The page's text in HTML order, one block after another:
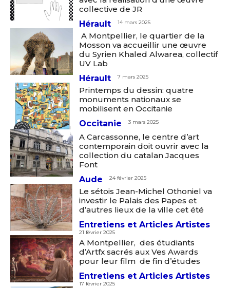
collective de JR
Hérault
14 mars 2025
A Montpellier, le quartier de la
Mosson va accueillir une œuvre
du Syrien Khaled Alwarea, collectif
UV Lab
Hérault
7 mars 2025
Printemps du dessin: quatre
monuments nationaux se
mobilisent en Occitanie
Occitanie
3 mars 2025
A Carcassonne, le centre d’art
contemporain doit ouvrir avec la
collection du catalan Jacques
Font
Aude
24 février 2025
Le sétois Jean-Michel Othoniel va
investir le Palais des Papes et
d’autres lieux de la ville cet été
Entretiens et Articles Artistes
21 février 2025
A Montpellier, des étudiants
d’Artfx sacrés aux Ves Awards
pour leur film de fin d’études
Entretiens et Articles Artistes
17 février 2025